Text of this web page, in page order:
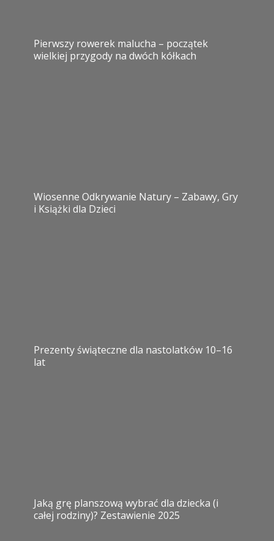
Pierwszy rowerek malucha – początek
wielkiej przygody na dwóch kółkach
Wiosenne Odkrywanie Natury – Zabawy, Gry
i Książki dla Dzieci
Prezenty świąteczne dla nastolatków 10–16
lat
Jaką grę planszową wybrać dla dziecka (i
całej rodziny)? Zestawienie 2025